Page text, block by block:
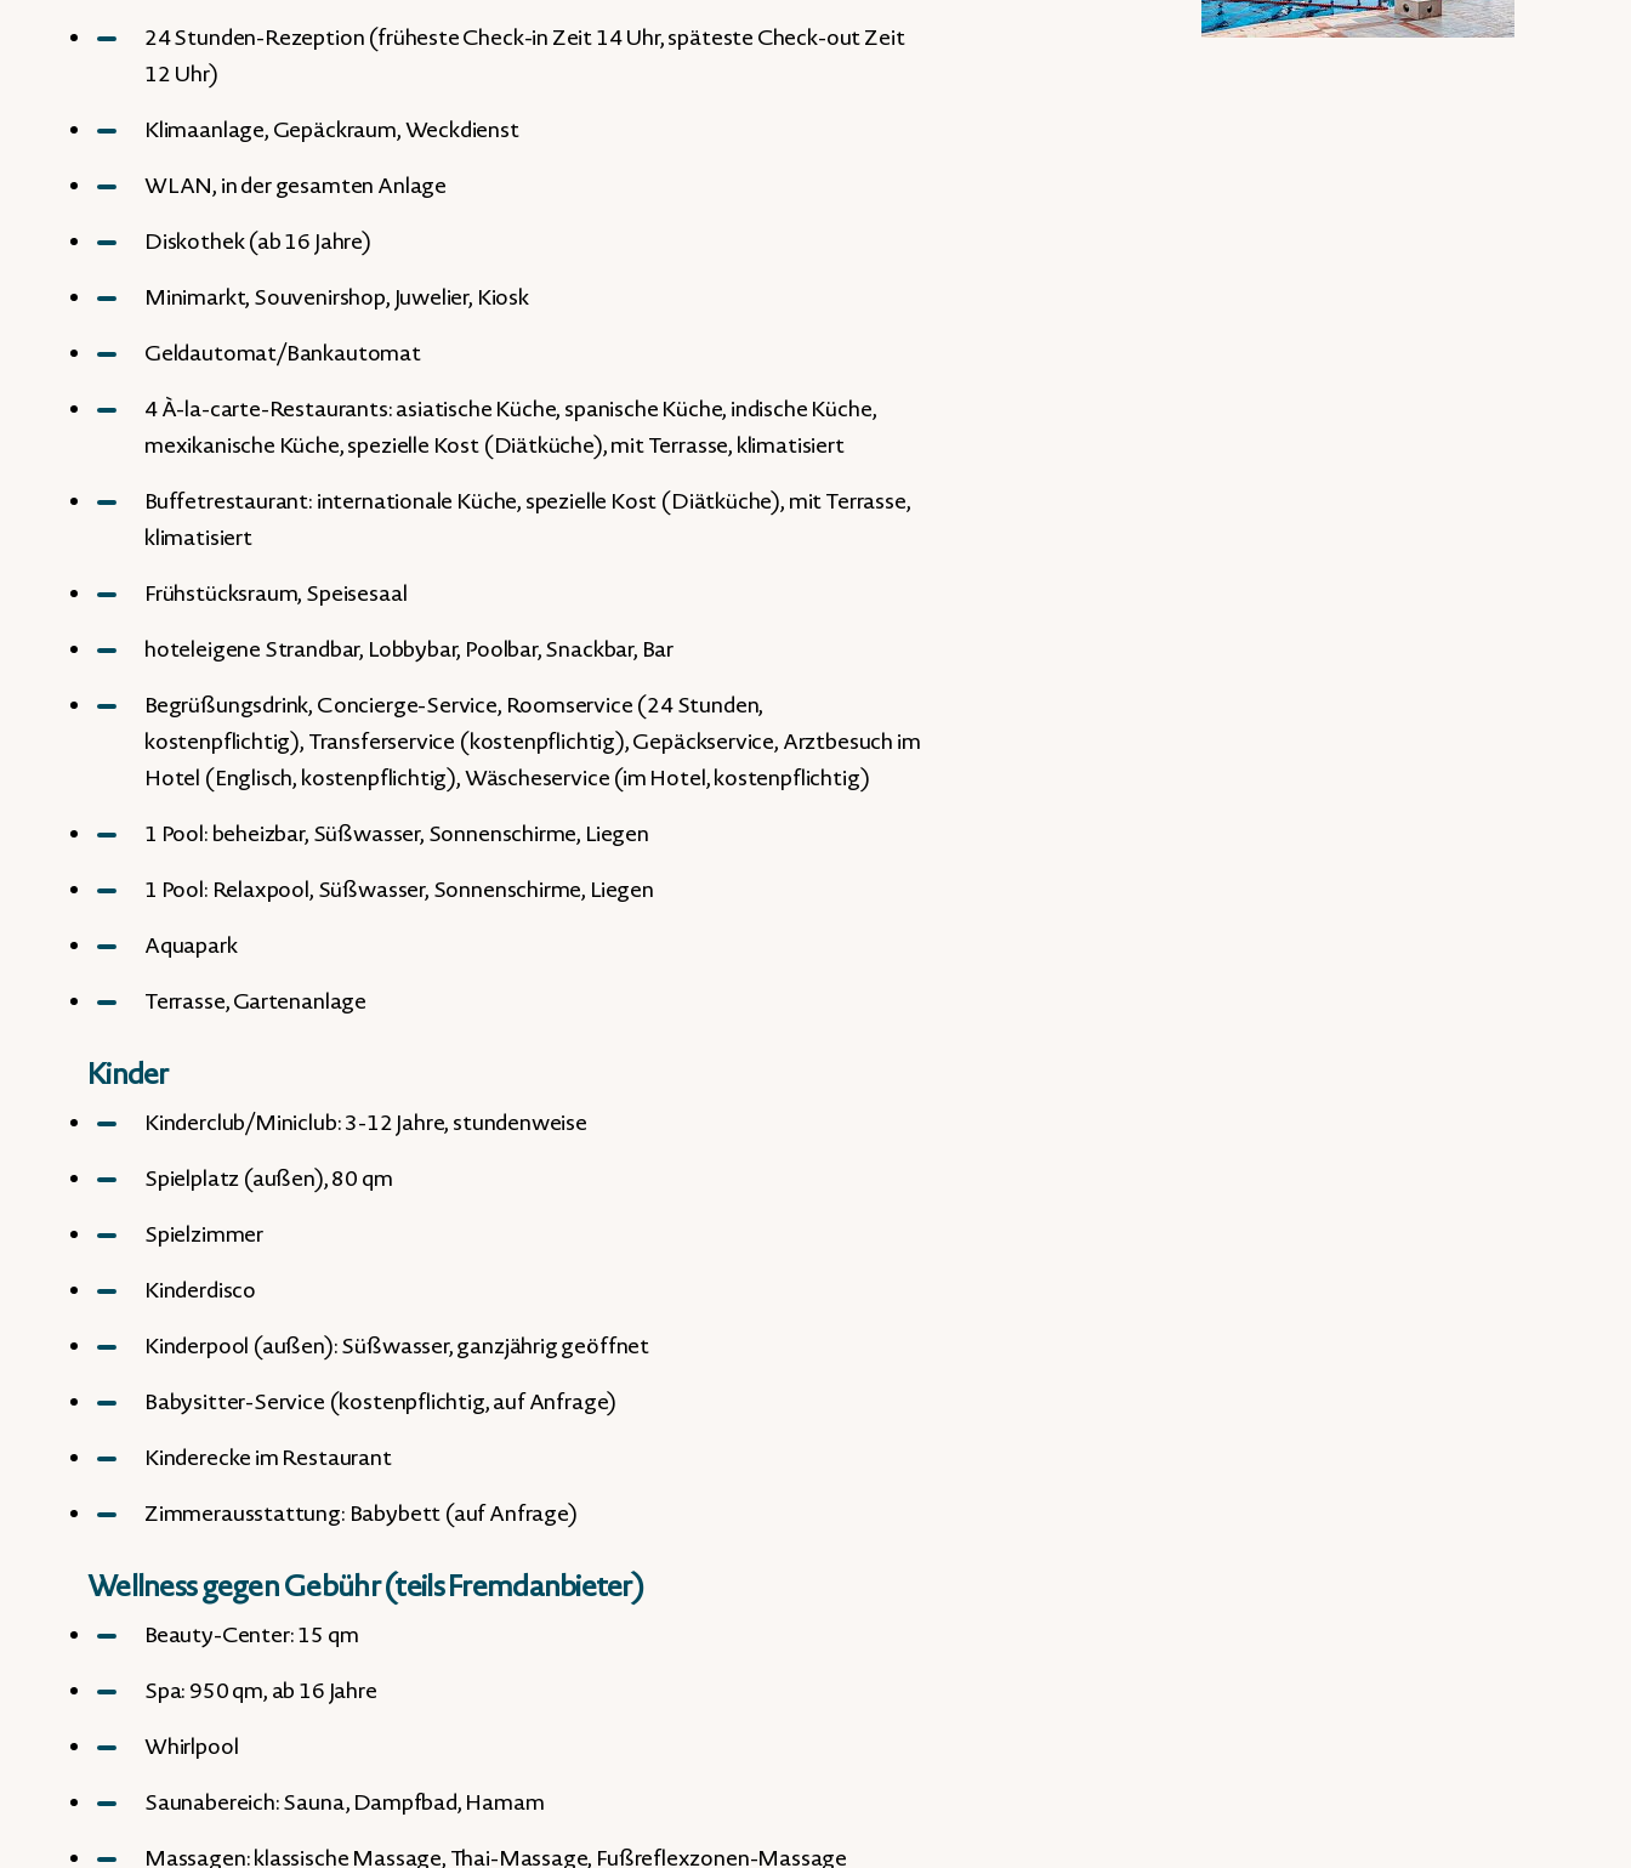
24 Stunden-Rezeption (früheste Check-in Zeit 14 Uhr, späteste Check-out Zeit
12 Uhr)
Klimaanlage, Gepäckraum, Weckdienst
WLAN, in der gesamten Anlage
Diskothek (ab 16 Jahre)
Minimarkt, Souvenirshop, Juwelier, Kiosk
Geldautomat/Bankautomat
4 À-la-carte-Restaurants: asiatische Küche, spanische Küche, indische Küche,
mexikanische Küche, spezielle Kost (Diätküche), mit Terrasse, klimatisiert
Buffetrestaurant: internationale Küche, spezielle Kost (Diätküche), mit Terrasse,
klimatisiert
Frühstücksraum, Speisesaal
hoteleigene Strandbar, Lobbybar, Poolbar, Snackbar, Bar
Begrüßungsdrink, Concierge-Service, Roomservice (24 Stunden,
kostenpflichtig), Transferservice (kostenpflichtig), Gepäckservice, Arztbesuch im
Hotel (Englisch, kostenpflichtig), Wäscheservice (im Hotel, kostenpflichtig)
1 Pool: beheizbar, Süßwasser, Sonnenschirme, Liegen
1 Pool: Relaxpool, Süßwasser, Sonnenschirme, Liegen
Aquapark
Terrasse, Gartenanlage
Kinder
Kinderclub/Miniclub: 3-12 Jahre, stundenweise
Spielplatz (außen), 80 qm
Spielzimmer
Kinderdisco
Kinderpool (außen): Süßwasser, ganzjährig geöffnet
Babysitter-Service (kostenpflichtig, auf Anfrage)
Kinderecke im Restaurant
Zimmerausstattung: Babybett (auf Anfrage)
Wellness gegen Gebühr (teils Fremdanbieter)
Beauty-Center: 15 qm
Spa: 950 qm, ab 16 Jahre
Whirlpool
Saunabereich: Sauna, Dampfbad, Hamam
Massagen: klassische Massage, Thai-Massage, Fußreflexzonen-Massage